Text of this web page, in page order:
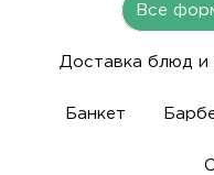
Все
Доставка блюд и
Банкет